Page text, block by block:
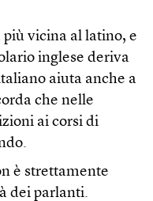
vicina al latino, e
inglese deriva
aiuta anche a
che nelle
ai corsi di
è strettamente
dei parlanti.